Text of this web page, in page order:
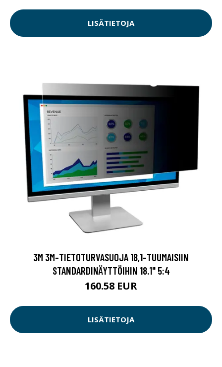
LISÄTIETOJA
3M 3M-TIETOTURVASUOJA 18,1-TUUMAISIIN
STANDARDINÄYTTÖIHIN 18.1" 5:4
160.58 EUR
LISÄTIETOJA